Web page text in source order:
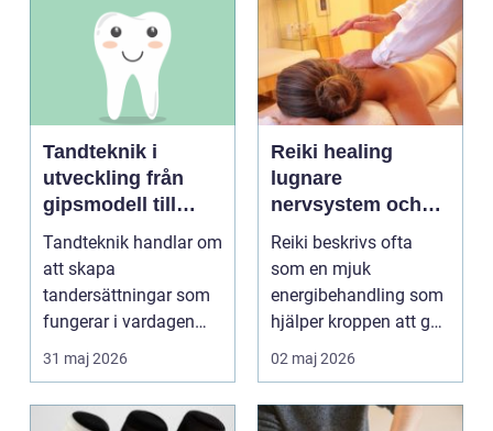
Tandteknik i
utveckling från
gipsmodell till
digitalt arbetsflöde
Tandteknik handlar om
att skapa
tandersättningar som
fungerar i vardagen
kronor, broar,
implantat, ...
31 maj 2026
Reiki healing
lugnare
nervsystem och
djupare
återhämtning
Reiki beskrivs ofta
som en mjuk
energibehandling som
hjälper kroppen att gå
från stressläge till
02 maj 2026